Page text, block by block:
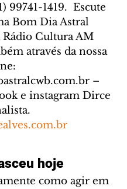
99741-1419.  Escute
Bom Dia Astral
Rádio Cultura AM
através da nossa
–
e instagram Dirce
hoje
como agir em